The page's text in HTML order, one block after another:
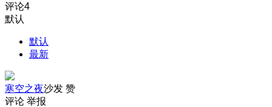
评论4
默认
默认
最新
寒空之夜沙发 赞
评论 举报